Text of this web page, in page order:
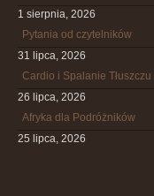
1 sierpnia, 2026
Pytania od czytelników
31 lipca, 2026
Cardio i Spalanie Tłuszczu
26 lipca, 2026
Afryka dla Podróżników
25 lipca, 2026